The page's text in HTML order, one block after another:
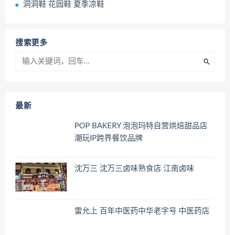
洞洞鞋 花园鞋 夏季凉鞋
搜索更多
最新
POP BAKERY 泡泡玛特自营烘焙甜品店
潮玩IP跨界餐饮品牌
沈万三 沈万三卤味熟食店 江南卤味
雷允上 百年中医药中华老字号 中医药店